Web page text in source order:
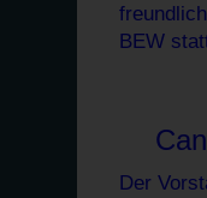
BEW
Der